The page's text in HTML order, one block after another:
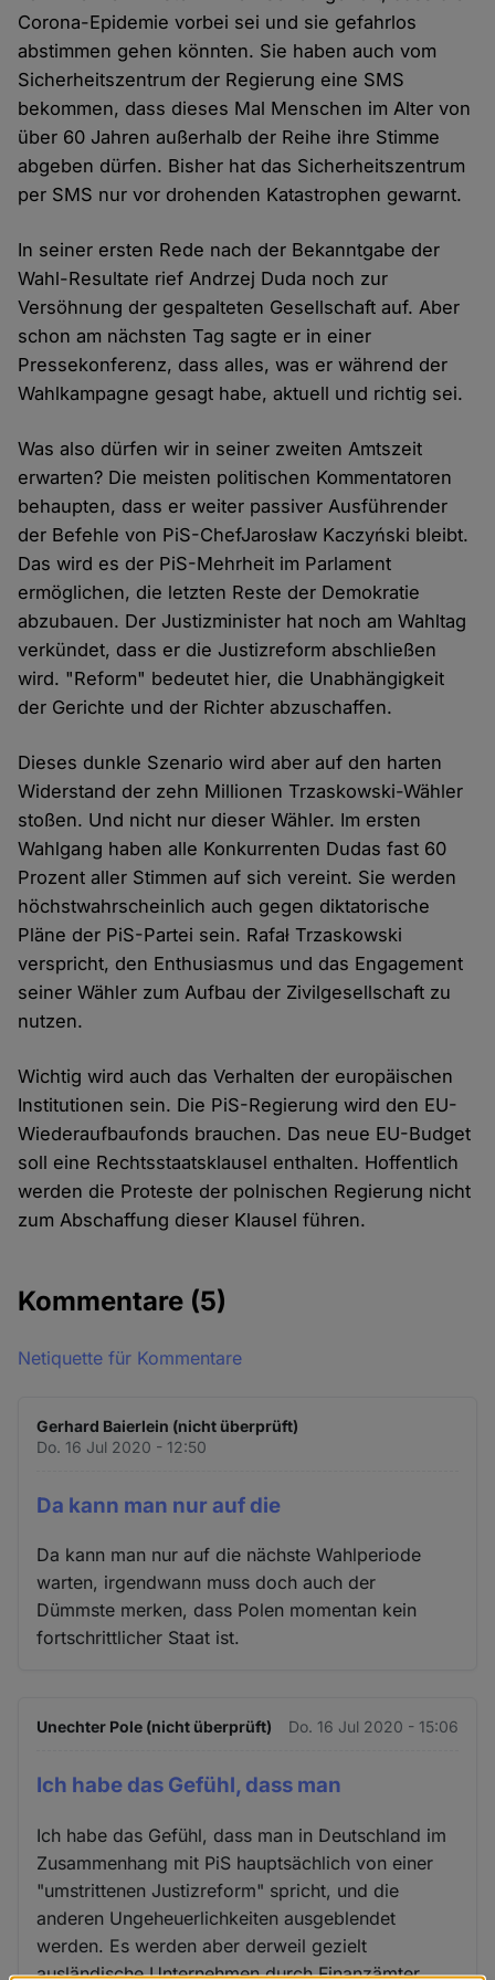
Corona-Epidemie vorbei sei und sie gefahrlos
abstimmen gehen könnten. Sie haben auch vom
Sicherheitszentrum der Regierung eine SMS
bekommen, dass dieses Mal Menschen im Alter von
über 60 Jahren außerhalb der Reihe ihre Stimme
abgeben dürfen. Bisher hat das Sicherheitszentrum
per SMS nur vor drohenden Katastrophen gewarnt.
In seiner ersten Rede nach der Bekanntgabe der
Wahl-Resultate rief Andrzej Duda noch zur
Versöhnung der gespalteten Gesellschaft auf. Aber
schon am nächsten Tag sagte er in einer
Pressekonferenz, dass alles, was er während der
Wahlkampagne gesagt habe, aktuell und richtig sei.
Was also dürfen wir in seiner zweiten Amtszeit
erwarten? Die meisten politischen Kommentatoren
behaupten, dass er weiter passiver Ausführender
der Befehle von PiS-ChefJarosław Kaczyński bleibt.
Das wird es der PiS-Mehrheit im Parlament
ermöglichen, die letzten Reste der Demokratie
abzubauen. Der Justizminister hat noch am Wahltag
verkündet, dass er die Justizreform abschließen
wird. "Reform" bedeutet hier, die Unabhängigkeit
der Gerichte und der Richter abzuschaffen.
Dieses dunkle Szenario wird aber auf den harten
Widerstand der zehn Millionen Trzaskowski-Wähler
stoßen. Und nicht nur dieser Wähler. Im ersten
Wahlgang haben alle Konkurrenten Dudas fast 60
Prozent aller Stimmen auf sich vereint. Sie werden
höchstwahrscheinlich auch gegen diktatorische
Pläne der PiS-Partei sein. Rafał Trzaskowski
verspricht, den Enthusiasmus und das Engagement
seiner Wähler zum Aufbau der Zivilgesellschaft zu
nutzen.
Wichtig wird auch das Verhalten der europäischen
Institutionen sein. Die PiS-Regierung wird den EU-
Wiederaufbaufonds brauchen. Das neue EU-Budget
soll eine Rechtsstaatsklausel enthalten. Hoffentlich
werden die Proteste der polnischen Regierung nicht
zum Abschaffung dieser Klausel führen.
Kommentare (5)
Netiquette für Kommentare
Gerhard Baierlein (nicht überprüft)
Do. 16 Jul 2020 - 12:50
Da kann man nur auf die
Da kann man nur auf die nächste Wahlperiode
warten, irgendwann muss doch auch der
Dümmste merken, dass Polen momentan kein
fortschrittlicher Staat ist.
Unechter Pole (nicht überprüft) Do. 16 Jul 2020 - 15:06
Ich habe das Gefühl, dass man
Ich habe das Gefühl, dass man in Deutschland im
Zusammenhang mit PiS hauptsächlich von einer
"umstrittenen Justizreform" spricht, und die
anderen Ungeheuerlichkeiten ausgeblendet
werden. Es werden aber derweil gezielt
ausländische Unternehmen durch Finanzämter